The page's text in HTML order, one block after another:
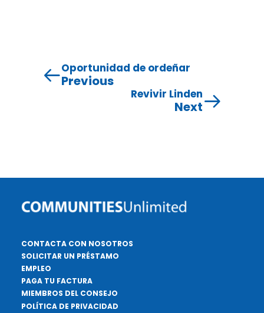
Oportunidad de ordeñar
Previous
Revivir Linden
Next
CONTACTA CON NOSOTROS
SOLICITAR UN PRÉSTAMO
EMPLEO
PAGA TU FACTURA
MIEMBROS DEL CONSEJO
POLÍTICA DE PRIVACIDAD